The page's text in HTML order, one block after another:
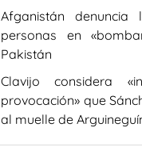
Afganistán
personas en
Pakistán
Clavijo considera
provocación» que
al muelle de